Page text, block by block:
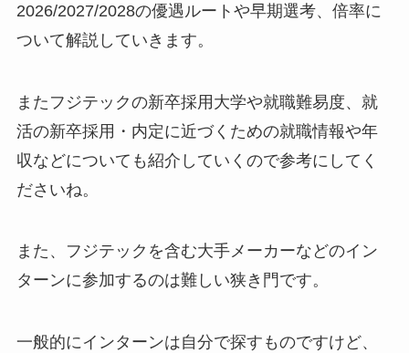
2026/2027/2028の優遇ルートや早期選考、倍率に
ついて解説していきます。
またフジテックの新卒採用大学や就職難易度、就
活の新卒採用・内定に近づくための就職情報や年
収などについても紹介していくので参考にしてく
ださいね。
また、フジテックを含む大手メーカーなどのイン
ターンに参加するのは難しい狭き門です。
一般的にインターンは自分で探すものですけど、